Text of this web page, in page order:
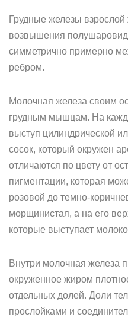
Грудные железы
возвышения
симметрично примерно
ребром.
Молочная железа своим
грудным мышцам. На
выступ цилиндрической
сосок, который окружен
отличаются по цвету от
пигментации, которая
розовой до темно-
морщинистая, а на его
которые выступает
Внутри молочная железа
окруженное жиром
отдельных долей. Доли
прослойками и